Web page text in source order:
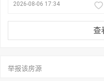
2026-08-06 17:34
查
举报该房源